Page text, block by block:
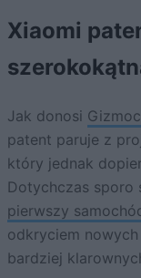
Xiaomi
Jak donosi
patent paruje z
który jednak
Dotychczas sporo
pierwszy
odkryciem
bardziej